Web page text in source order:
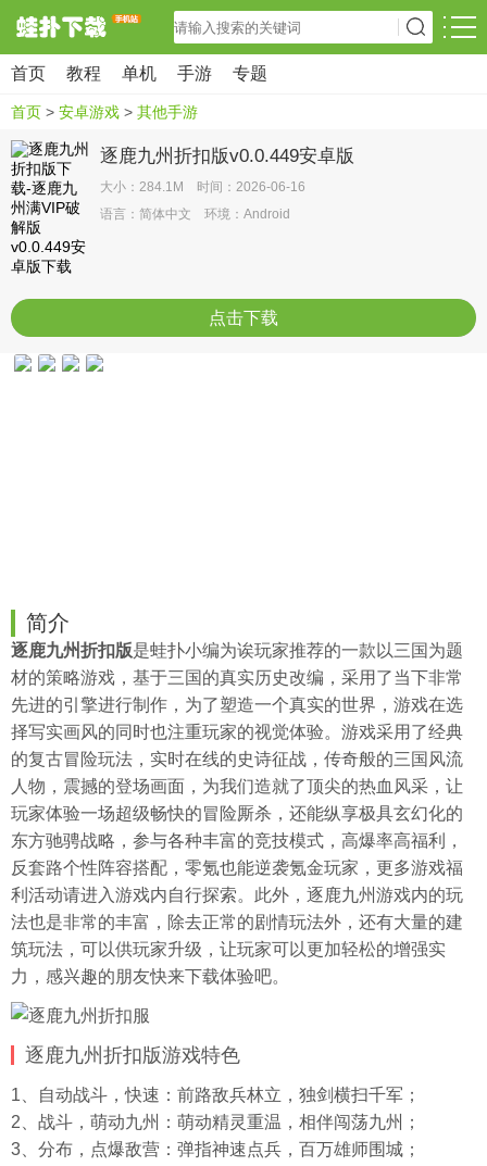
首页 教程 单机 手游 专题
首页 > 安卓游戏 > 其他手游
逐鹿九州折扣版v0.0.449安卓版
大小：284.1M 时间：2026-06-16
语言：简体中文 环境：Android
点击下载
简介
逐鹿九州折扣版是蛙扑小编为诶玩家推荐的一款以三国为题
材的策略游戏，基于三国的真实历史改编，采用了当下非常
先进的引擎进行制作，为了塑造一个真实的世界，游戏在选
择写实画风的同时也注重玩家的视觉体验。游戏采用了经典
的复古冒险玩法，实时在线的史诗征战，传奇般的三国风流
人物，震撼的登场画面，为我们造就了顶尖的热血风采，让
玩家体验一场超级畅快的冒险厮杀，还能纵享极具玄幻化的
东方驰骋战略，参与各种丰富的竞技模式，高爆率高福利，
反套路个性阵容搭配，零氪也能逆袭氪金玩家，更多游戏福
利活动请进入游戏内自行探索。此外，逐鹿九州游戏内的玩
法也是非常的丰富，除去正常的剧情玩法外，还有大量的建
筑玩法，可以供玩家升级，让玩家可以更加轻松的增强实
力，感兴趣的朋友快来下载体验吧。
逐鹿九州折扣版游戏特色
1、自动战斗，快速：前路敌兵林立，独剑横扫千军；
2、战斗，萌动九州：萌动精灵重温，相伴闯荡九州；
3、分布，点爆敌营：弹指神速点兵，百万雄师围城；